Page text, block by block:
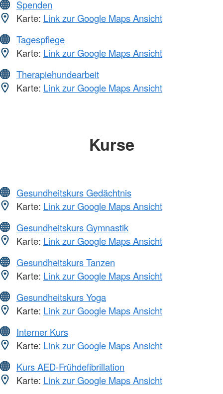
Spenden
Karte: Link zur Google Maps Ansicht
Tagespflege
Karte: Link zur Google Maps Ansicht
Therapiehundearbeit
Karte: Link zur Google Maps Ansicht
Kurse
Gesundheitskurs Gedächtnis
Karte: Link zur Google Maps Ansicht
Gesundheitskurs Gymnastik
Karte: Link zur Google Maps Ansicht
Gesundheitskurs Tanzen
Karte: Link zur Google Maps Ansicht
Gesundheitskurs Yoga
Karte: Link zur Google Maps Ansicht
Interner Kurs
Karte: Link zur Google Maps Ansicht
Kurs AED-Frühdefibrillation
Karte: Link zur Google Maps Ansicht